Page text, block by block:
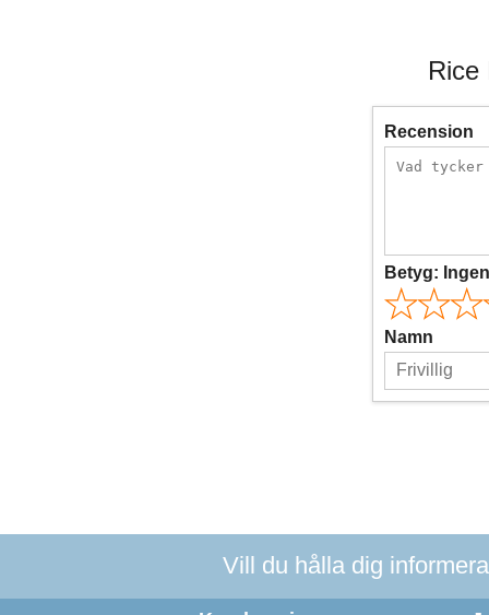
Rice
Recension
Betyg: Ingen
Namn
Vill du hålla dig